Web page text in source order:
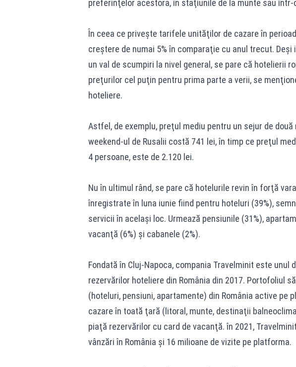
preferinţelor acestora, în staţiunile de la munte sau
În ceea ce priveşte tarifele unităţilor de cazare în
creştere de numai 5% în comparaţie cu anul trecut.
un val de scumpiri la nivel general, se pare că hotelierii
preţurilor cel puţin pentru prima parte a verii, se
hoteliere.
Astfel, de exemplu, preţul mediu pentru un sejur de
weekend-ul de Rusalii costă 741 lei, în timp ce preţul
4 persoane, este de 2.120 lei.
Nu în ultimul rând, se pare că hotelurile revin în forţă
înregistrate în luna iunie fiind pentru hoteluri (39%),
servicii în acelaşi loc. Urmează pensiunile (31%),
vacanţă (6%) şi cabanele (2%).
Fondată în Cluj-Napoca, compania Travelminit este
rezervărilor hoteliere din România din 2017. Portofoliul
(hoteluri, pensiuni, apartamente) din România active pe
cazare în toată ţară (litoral, munte, destinaţii
piaţă rezervărilor cu card de vacanţă. în 2021,
vânzări în România şi 16 milioane de vizite pe platforma.